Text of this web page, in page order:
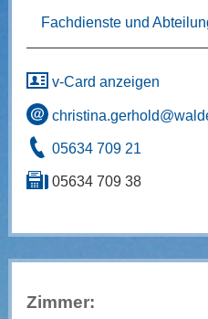
Fachdienste und
v-Card anzeigen
05634 709 21
05634 709 38
Zimmer: